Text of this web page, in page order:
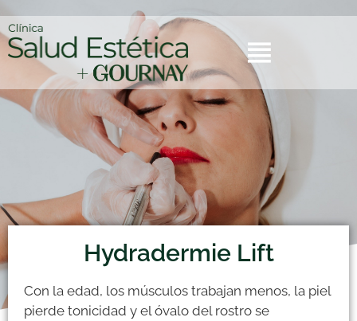
Hydradermie Lift
Con la edad, los músculos trabajan menos, la piel
pierde tonicidad y el óvalo del rostro se